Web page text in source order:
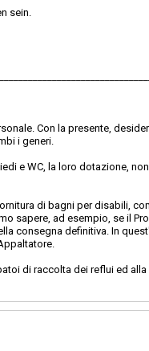
sein.
Con la presente,
i generi.
e WC, la loro dotazione,
di bagni per disabili,
sapere, ad esempio, se il
consegna definitiva. In
di raccolta dei reflui ed